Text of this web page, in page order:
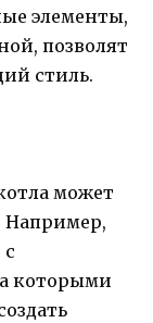
элементы,
позволят
стиль.
может
Например,
которыми